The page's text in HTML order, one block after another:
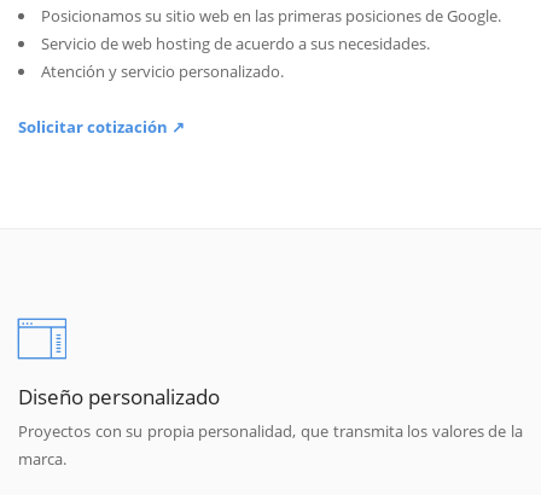
Posicionamos su sitio web en las primeras posiciones de Google.
Servicio de web hosting de acuerdo a sus necesidades.
Atención y servicio personalizado.
Solicitar cotización ↗
Diseño personalizado
Proyectos con su propia personalidad, que transmita los valores de la
marca.